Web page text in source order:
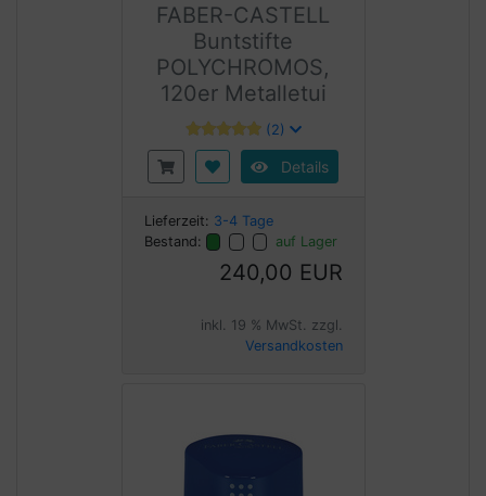
FABER-CASTELL
Buntstifte
POLYCHROMOS,
120er Metalletui
(2)
Details
Lieferzeit: 3-4 Tage
Bestand:
auf Lager
240,00 EUR
inkl. 19 % MwSt. zzgl.
Versandkosten